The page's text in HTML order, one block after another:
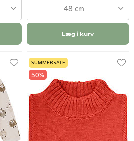
48 cm
Læg i kurv
SUMMER SALE
50%